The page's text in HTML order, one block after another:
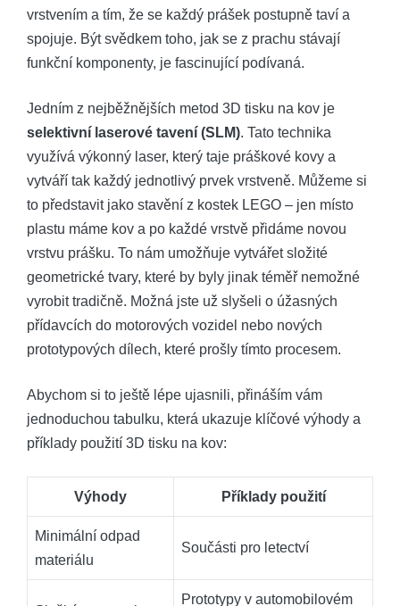
vrstvením a tím, že se každý prášek postupně taví a
spojuje. Být svědkem toho, jak se z prachu stávají
funkční komponenty, je fascinující podívaná.
Jedním z nejběžnějších metod 3D tisku na kov je
selektivní laserové tavení (SLM). Tato technika
využívá výkonný laser, který taje práškové kovy a
vytváří tak každý jednotlivý prvek vrstveně. Můžeme si
to představit jako stavění z kostek LEGO – jen místo
plastu máme kov a po každé vrstvě přidáme novou
vrstvu prášku. To nám umožňuje vytvářet složité
geometrické tvary, které by byly jinak téměř nemožné
vyrobit tradičně. Možná jste už slyšeli o úžasných
přídavcích do motorových vozidel nebo nových
prototypových dílech, které prošly tímto procesem.
Abychom si to ještě lépe ujasnili, přináším vám
jednoduchou tabulku, která ukazuje klíčové výhody a
příklady použití 3D tisku na kov:
Výhody Příklady použití
Minimální odpad
materiálu
Součásti pro letectví
Prototypy v automobilovém